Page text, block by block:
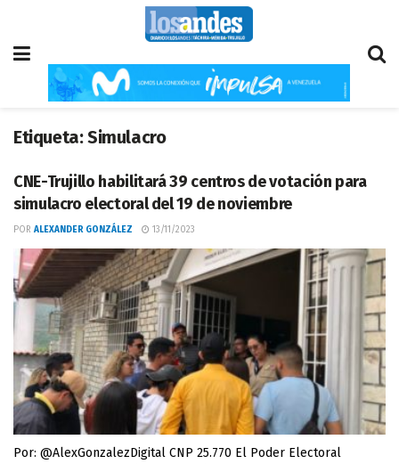
Etiqueta:Simulacro
CNE-Trujillo habilitará 39 centros de votación para
simulacro electoral del 19 de noviembre
POR ALEXANDER GONZÁLEZ 13/11/2023
Por: @AlexGonzalezDigital CNP 25.770 El Poder Electoral